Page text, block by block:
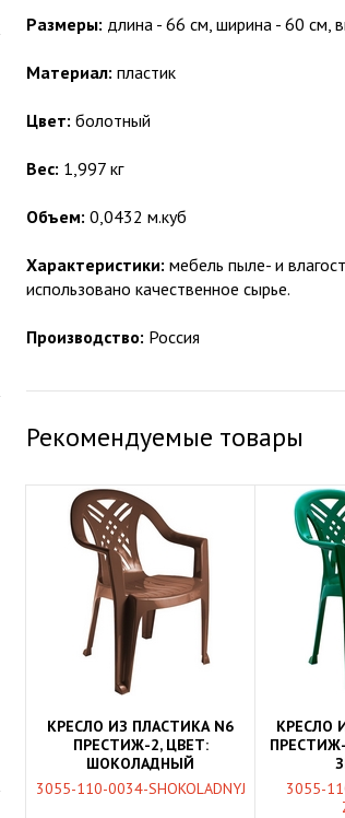
Размеры: длина - 66 см, ширина - 60 см,
Материал: пластик
Цвет: болотный
Вес: 1,997 кг
Объем: 0,0432 м.куб
Характеристики: мебель пыле- и
использовано качественное сырье.
Производство: Россия
Рекомендуемые товары
КРЕСЛО ИЗ ПЛАСТИКА N6
ПРЕСТИЖ-2, ЦВЕТ:
ШОКОЛАДНЫЙ
3055-110-0034-SHOKOLADNYJ
КРЕСЛО
3055-